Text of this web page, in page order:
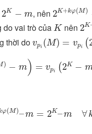
2K − m
2K , nên 2K+kφ(M)
2K+kφ(
do vai trò của K
Knên 2K
2K
thời do vpi (M) = vpi (
v pi(M)= vpi( 2K
) − m) = vpi (2K −
+ M) p (2
φ(M)–m = 2K–m ∀
+kφ m=2 ∀ k